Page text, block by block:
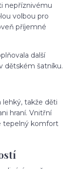
nepříznivému
volbou pro
příjemné
další
v dětském šatníku.
takže děti
hraní. Vnitřní
tepelný komfort